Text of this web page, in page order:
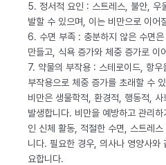
5. 정서적 요인 : 스트레스, 불안, 우
발할 수 있으며, 이는 비만으로 이어
6. 수면 부족 : 충분하지 않은 수면은
만들고, 식욕 증가와 체중 증가로 이
7. 약물의 부작용 : 스테로이드, 항
부작용으로 체중 증가를 초래할 수
비만은 생물학적, 환경적, 행동적,
발생합니다. 비만을 예방하고 관리
인 신체 활동, 적절한 수면, 스트레
니다. 필요한 경우, 의사나 영양사와
요합니다.